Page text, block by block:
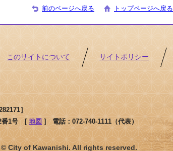
前のページへ戻る トップページへ戻る
このサイトについて サイトポリシー
］
番1号 [地図 ]電話：072-740-1111（代表）
City of Kawanishi. All rights reserved.